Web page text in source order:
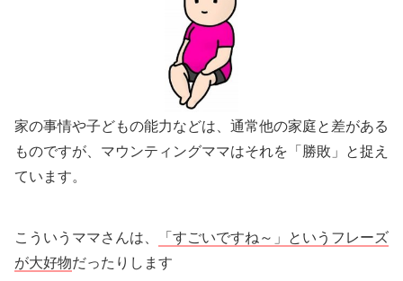
家の事情や子どもの能力などは、通常他の家庭と差がある
ものですが、マウンティングママはそれを「勝敗」と捉え
ています。
こういうママさんは、
「すごいですね～」というフレーズ
が大好物だったりします